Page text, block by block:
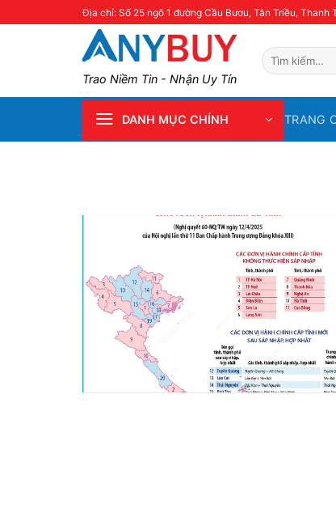
Địa chỉ: Số 25 ngõ 1 đường Cầu Bươu, Tân Triều, Thanh
Trao Niềm Tin - Nhận Uy Tín
Tìm
kiếm:
DANH MỤC CHÍNH TRANG